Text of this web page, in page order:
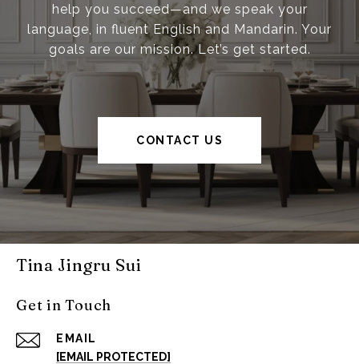
help you succeed—and we speak your
language, in fluent English and Mandarin. Your
goals are our mission. Let’s get started.
CONTACT US
Tina Jingru Sui
Get in Touch
EMAIL
[EMAIL PROTECTED]